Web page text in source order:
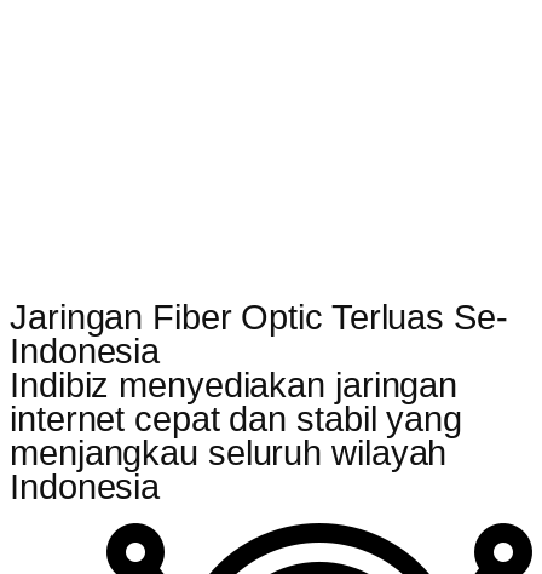
Jaringan Fiber Optic Terluas Se-
Indonesia
Indibiz menyediakan jaringan
internet cepat dan stabil yang
menjangkau seluruh wilayah
Indonesia